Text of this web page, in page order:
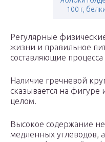
100 г,
Регулярные
жизни и правильное
составляющие процесса
Наличие гречневой
сказывается на фигуре
целом.
Высокое содержание
медленных углеводов,